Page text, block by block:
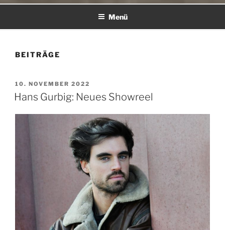
Menü
BEITRÄGE
VERÖFFENTLICHT
AM
10. NOVEMBER 2022
Hans Gurbig: Neues Showreel